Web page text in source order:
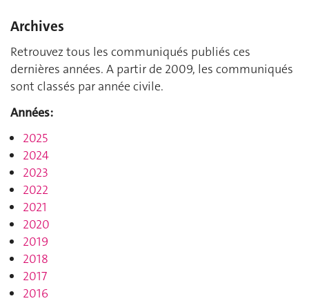
Archives
Retrouvez tous les communiqués publiés ces
dernières années. A partir de 2009, les communiqués
sont classés par année civile.
Années:
2025
2024
2023
2022
2021
2020
2019
2018
2017
2016